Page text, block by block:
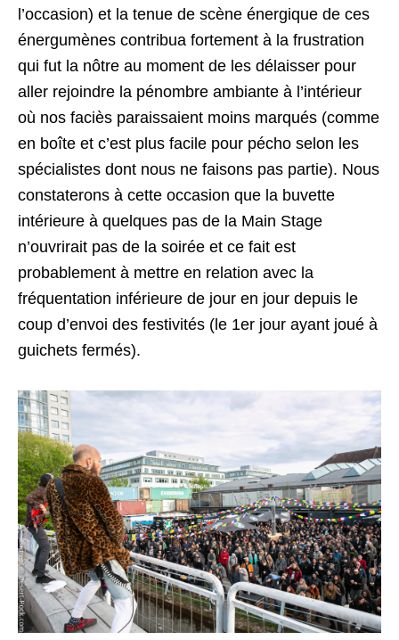
l’occasion) et la tenue de scène énergique de ces
énergumènes contribua fortement à la frustration
qui fut la nôtre au moment de les délaisser pour
aller rejoindre la pénombre ambiante à l’intérieur
où nos faciès paraissaient moins marqués (comme
en boîte et c’est plus facile pour pécho selon les
spécialistes dont nous ne faisons pas partie). Nous
constaterons à cette occasion que la buvette
intérieure à quelques pas de la Main Stage
n’ouvrirait pas de la soirée et ce fait est
probablement à mettre en relation avec la
fréquentation inférieure de jour en jour depuis le
coup d’envoi des festivités (le 1er jour ayant joué à
guichets fermés).